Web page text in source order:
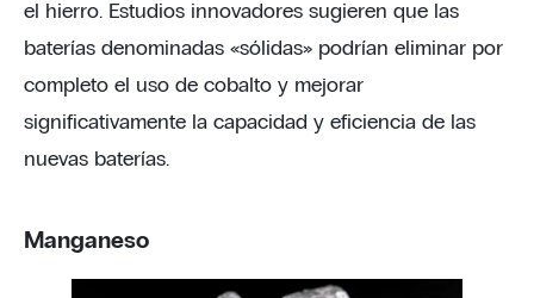
el hierro. Estudios innovadores sugieren que las
baterías denominadas «sólidas» podrían eliminar por
completo el uso de cobalto y mejorar
significativamente la capacidad y eficiencia de las
nuevas baterías.
Manganeso